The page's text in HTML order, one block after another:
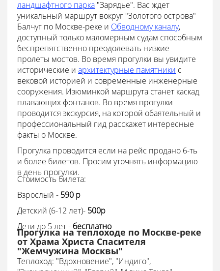
ландшафтного парка "Зарядье". Вас ждет
уникальный маршрут вокруг "Золотого острова"
Балчуг по Москве-реке и Обводному каналу,
доступный только маломерным судам способным
беспрепятственно преодолевать низкие
пролеты мостов. Во время прогулки вы увидите
исторические и архитектурные памятники с
вековой историей и современные инженерные
сооружения. Изюминкой маршрута станет каскад
плавающих фонтанов. Во время прогулки
проводится экскурсия, на которой обаятельный и
профессиональный гид расскажет интересные
факты о Москве.
Прогулка проводится если на рейс продано 6-ть
и более билетов. Просим уточнять информацию
в день прогулки.
Стоимость билета:
Взрослый - 590 p
Детский (6-12 лет)- 500p
Дети до 5 лет - бесплатно
Прогулка на теплоходе по Москве-реке
от Храма Христа Спасителя
"Жемчужина Москвы"
Теплоход: "Вдохновение", "Индиго",